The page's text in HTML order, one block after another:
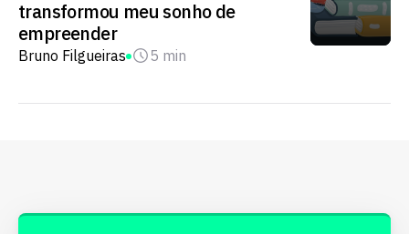
transformou meu sonho de
empreender
Bruno Filgueiras 5 min